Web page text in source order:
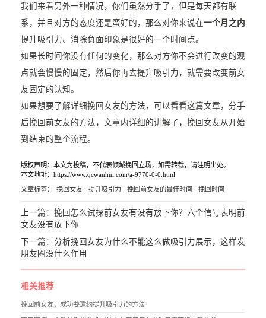
我们来看另外一种情况，你们虽然分手了，但是每天都有联
系，并且对方的态度还是蛮好的，那么对你来说在一个月之内
提升吸引力、消除负面印象是很好的一个时间点。
如果长时间你没有任何的变化，那么对方你不会进行改变的观
点就会慢慢的固定，然后你再去提升吸引力，就需要改变前女
友固定的认知。
如果想要了解详细挽回女友的方法，可以看看这篇文章， 分手
后挽回前女友的方法 ，文章内详细的讲解了，挽回女友从开始
到结束的整个流程。
版权声明：本文为投稿，不代表倾城挽回立场，如需转载，请注明出处。
本文地址：https://www.qcwanhui.com/a-9770-0-0.html
文章标签： 挽回女友 提升吸引力 挽回前女友的最佳时间 挽回时间
上一篇： 挽回怎么试探前女友有没有放下你？六个信号表明前
女友没有放下你
下一篇： 分析挽回女友为什么不能这么做吸引力展示，这样发
朋友圈没什么作用
相关推荐
挽回前女友，成功要邀约提升吸引力的方法